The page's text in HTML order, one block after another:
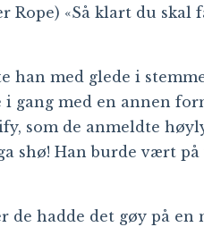
Rope) «Så klart du skal
han med glede i
i gang med en annen
som de anmeldte
shø! Han burde vært
de hadde det gøy på